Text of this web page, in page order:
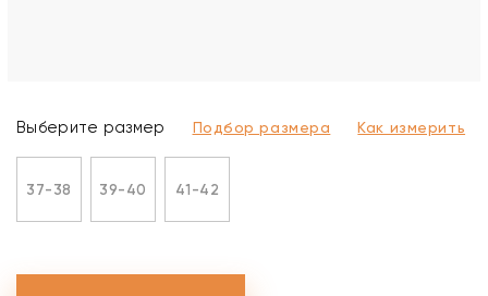
Выберите размер Подбор размера Как измерить
37-38 39-40 41-42